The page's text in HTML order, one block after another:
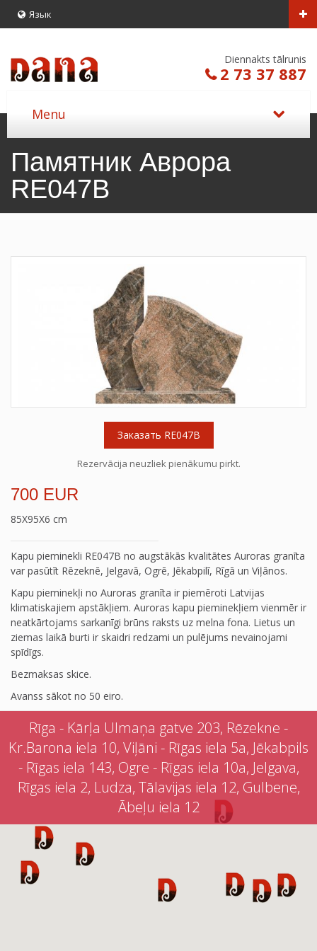
Язык
Diennakts tālrunis
2 73 37 887
Памятник Аврора
RE047B
Заказать RE047B
Rezervācija neuzliek pienākumu pirkt.
700 EUR
85X95X6 cm
Kapu pieminekli RE047B no augstākās kvalitātes Auroras granīta
var pasūtīt Rēzeknē, Jelgavā, Ogrē, Jēkabpilī, Rīgā un Viļānos.
Kapu pieminekļi no Auroras granīta ir piemēroti Latvijas
klimatiskajiem apstākļiem. Auroras kapu pieminekļiem vienmēr ir
neatkārtojams sarkanīgi brūns raksts uz melna fona. Lietus un
ziemas laikā burti ir skaidri redzami un pulējums nevainojami
spīdīgs.
Bezmaksas skice.
Avanss sākot no 50 eiro.
Rīga - Kārļa Ulmaņa gatve 203, Rēzekne -
Kr.Barona iela 10, Viļāni - Rīgas iela 5a, Jēkabpils
- Rīgas iela 143, Ogre - Rīgas iela 10a, Jelgava,
Rīgas iela 2, Ludza, Tālavijas iela 12, Gulbene,
Ābeļu iela 12